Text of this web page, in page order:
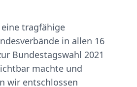
tragfähige
in allen 16
Bundestagswahl 2021
machte und
wir entschlossen